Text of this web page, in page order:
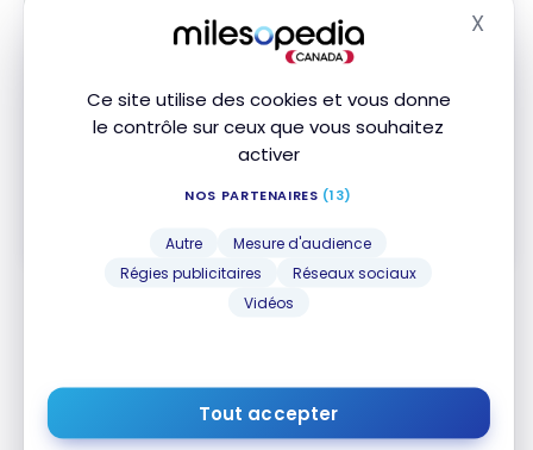
Ce site utilise des cookies et vous donne
le contrôle sur ceux que vous souhaitez
activer
NOS PARTENAIRES (13)
Autre
Mesure d'audience
Régies publicitaires
Réseaux sociaux
Vidéos
Tout accepter
X
Valeur de la première année :
Carte Prestige AéroplanMD*
American Express
Valeur de la première année :
important de choisir avec soin la carte de crédit
pour utiliser ses services.